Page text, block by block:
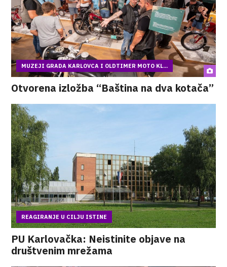
MUZEJI GRADA KARLOVCA I OLDTIMER MOTO KL...
Otvorena izložba “Baština na dva kotača”
REAGIRANJE U CILJU ISTINE
PU Karlovačka: Neistinite objave na
društvenim mrežama